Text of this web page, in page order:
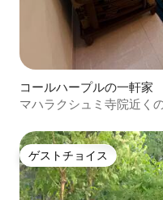
コールハープルの一軒家
マハラクシュミ寺院近く
ゲストチョイス
ゲストチョイス